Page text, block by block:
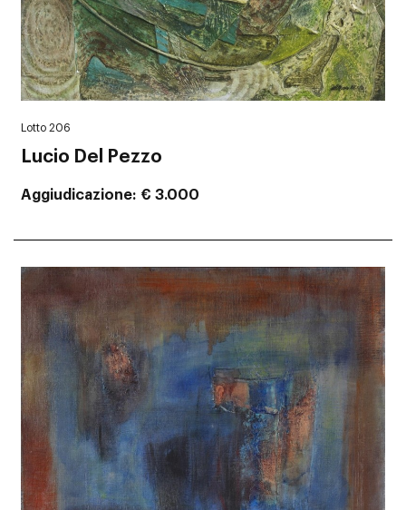
Lotto 206
Lucio Del Pezzo
Aggiudicazione € 3.000